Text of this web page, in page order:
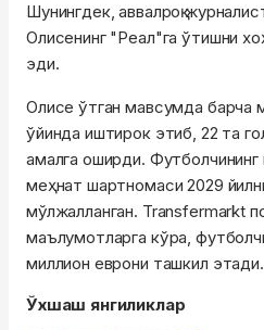
Шунингдек, аввалроқ
Олисенинг "Реал"га ўтишни
эди.
Олисе ўтган мавсумда барча
ўйинда иштирок этиб, 22 та
амалга оширди. Футболчининг
меҳнат шартномаси 2029
мўлжалланган. Transfermarkt
маълумотларга кўра,
миллион еврони ташкил этади.
Ўхшаш янгиликлар